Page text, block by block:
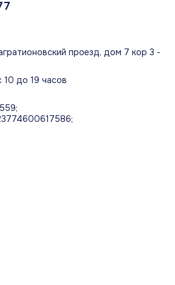
проезд, дом 7 кор 3 -
до 19 часов